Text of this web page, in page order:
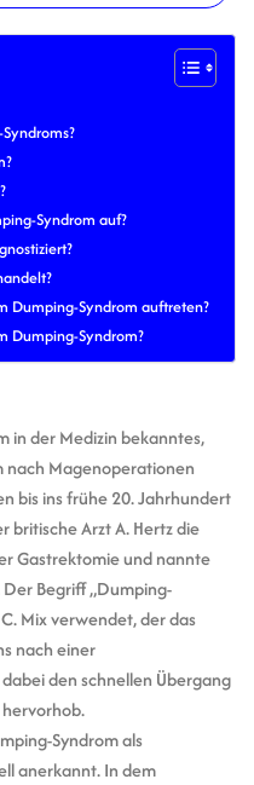
Syndrom auf?
Dumping-Syndrom auftreten?
Dumping-Syndrom?
in der Medizin bekanntes,
nach Magenoperationen
bis ins frühe 20. Jahrhundert
britische Arzt A. Hertz die
Gastrektomie und nannte
Begriff „Dumping-
Mix verwendet, der das
nach einer
den schnellen Übergang
Syndrom als
anerkannt. In dem